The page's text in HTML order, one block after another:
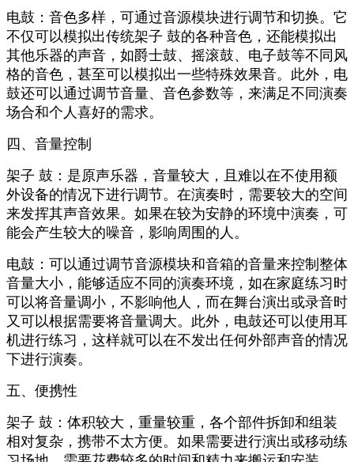
电鼓：音色多样，可通过音源模块进行调节和切换。它
不仅可以模拟出传统架子 鼓的各种音色，还能模拟出
其他乐器的声音，如爵士鼓、摇滚鼓、电子鼓等不同风
格的音色，甚至可以模拟出一些特殊效果音。此外，电
鼓还可以通过调节音量、音色参数等，来满足不同演奏
场合和个人喜好的需求。
四、音量控制
架子 鼓：是原声乐器，音量较大，且难以在不使用额
外设备的情况下进行调节。在演奏时，需要较大的空间
来发挥其声音效果。如果在较为安静的环境中演奏，可
能会产生较大的噪音，影响周围的人。
电鼓：可以通过调节音源模块和音箱的音量来控制整体
音量大小，能够适应不同的演奏环境，如在家庭练习时
可以将音量调小，不影响他人，而在舞台演出或录音时
又可以根据需要将音量调大。此外，电鼓还可以使用耳
机进行练习，这样就可以在不发出任何外部声音的情况
下进行演奏。
五、便携性
架子 鼓：体积较大，重量较重，各个部件拆卸和组装
相对复杂，携带不太方便。如果需要进行演出或移动练